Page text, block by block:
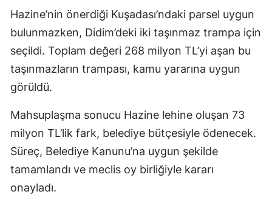
Hazine’nin önerdiği Kuşadası’ndaki parsel uygun
bulunmazken, Didim’deki iki taşınmaz trampa için
seçildi. Toplam değeri 268 milyon TL’yi aşan bu
taşınmazların trampası, kamu yararına uygun
görüldü.
Mahsuplaşma sonucu Hazine lehine oluşan 73
milyon TL’lik fark, belediye bütçesiyle ödenecek.
Süreç, Belediye Kanunu’na uygun şekilde
tamamlandı ve meclis oy birliğiyle kararı
onayladı.